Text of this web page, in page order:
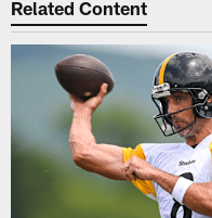
Related Content